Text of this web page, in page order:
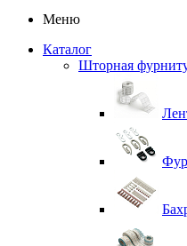
Меню
Каталог
Шторная